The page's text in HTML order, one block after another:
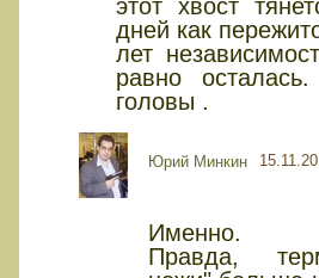
этот хвост
дней как
лет
равно
головы .
Юрий Минкин
Именно.
Правда,